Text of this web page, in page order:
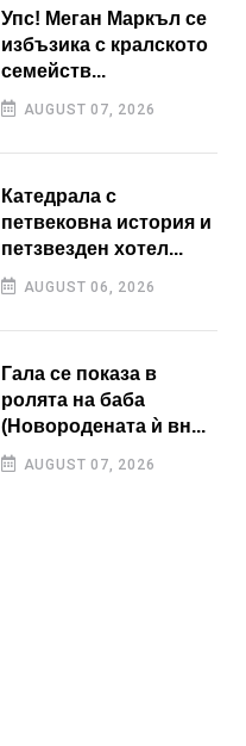
Упс! Меган Маркъл се
избъзика с кралското
семейств...
AUGUST 07, 2026
Катедрала с
петвековна история и
петзвезден хотел...
AUGUST 06, 2026
Гала се показа в
ролята на баба
(Новородената ѝ вн...
AUGUST 07, 2026